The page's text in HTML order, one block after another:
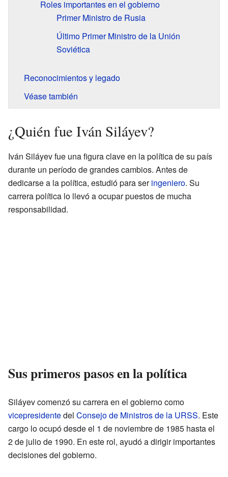
Roles importantes en el gobierno
Primer Ministro de Rusia
Último Primer Ministro de la Unión
Soviética
Reconocimientos y legado
Véase también
¿Quién fue Iván Siláyev?
Iván Siláyev fue una figura clave en la política de su país
durante un período de grandes cambios. Antes de
dedicarse a la política, estudió para seringeniero. Su
carrera política lo llevó a ocupar puestos de mucha
responsabilidad.
Sus primeros pasos en la política
Siláyev comenzó su carrera en el gobierno como
vicepresidentedel Consejo de Ministros de la URSS. Este
cargo lo ocupó desde el 1 de noviembre de 1985 hasta el
2 de julio de 1990. En este rol, ayudó a dirigir importantes
decisiones del gobierno.